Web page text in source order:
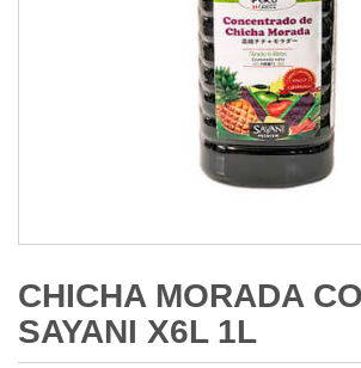
CHICHA MORADA
SAYANI X6L 1L